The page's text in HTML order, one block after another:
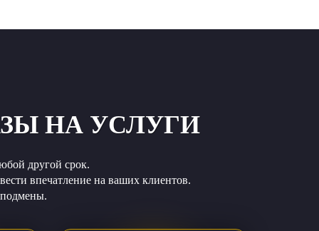
НА УСЛУГИ
другой срок.
впечатление на ваших клиентов.
подмены.